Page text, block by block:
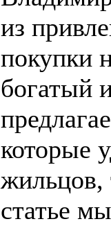
из
покупки
богатый
которые
жильцов,
статье